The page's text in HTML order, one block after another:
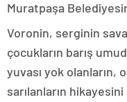
Muratpaşa
Voronin, serginin
çocukların barış
yuvası yok olanların,
sarılanların hikayesini